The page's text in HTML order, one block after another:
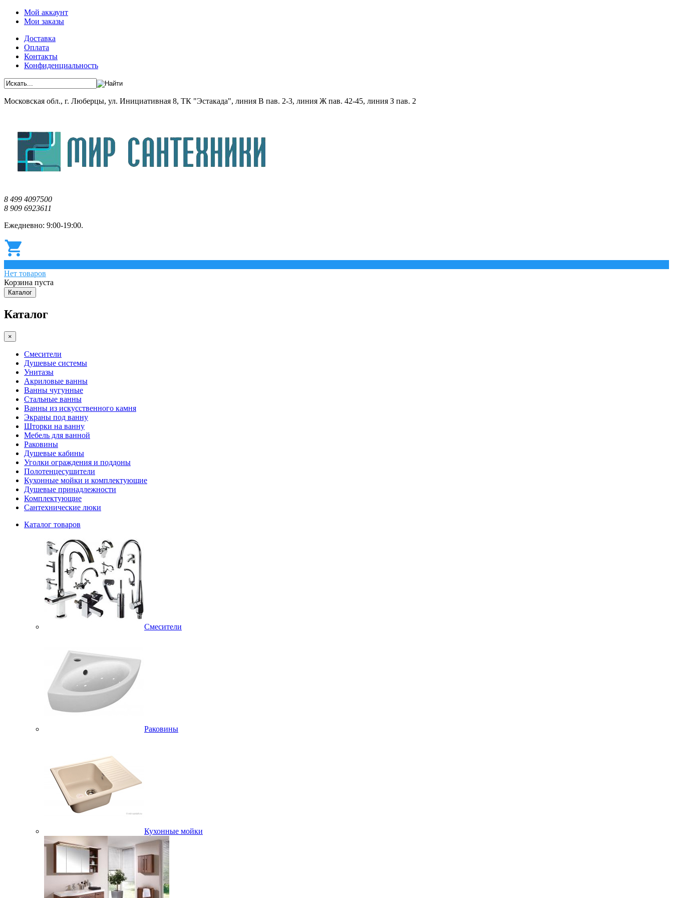
Мой аккаунт
Мои заказы
Доставка
Оплата
Контакты
Конфиденциальность
Московская обл., г. Люберцы, ул. Инициативная 8, ТК "Эстакада", линия В пав. 2-3, линия Ж пав. 42-45, линия З пав. 2
8 499 4097500
8 909 6923611
Ежедневно: 9:00-19:00.
Нет товаров
Корзина пуста
Каталог
Каталог
×
Смесители
Душевые системы
Унитазы
Акриловые ванны
Ванны чугунные
Стальные ванны
Ванны из искусственного камня
Экраны под ванну
Шторки на ванну
Мебель для ванной
Раковины
Душевые кабины
Уголки ограждения и поддоны
Полотенцесушители
Кухонные мойки и комплектующие
Душевые принадлежности
Комплектующие
Сантехнические люки
Каталог товаров
Смесители
Раковины
Кухонные мойки